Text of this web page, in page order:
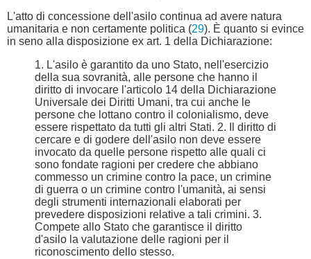
L'atto di concessione dell'asilo continua ad avere natura
umanitaria e non certamente politica (29). È quanto si evince
in seno alla disposizione ex art. 1 della Dichiarazione:
1. L'asilo è garantito da uno Stato, nell'esercizio
della sua sovranità, alle persone che hanno il
diritto di invocare l'articolo 14 della Dichiarazione
Universale dei Diritti Umani, tra cui anche le
persone che lottano contro il colonialismo, deve
essere rispettato da tutti gli altri Stati. 2. Il diritto di
cercare e di godere dell'asilo non deve essere
invocato da quelle persone rispetto alle quali ci
sono fondate ragioni per credere che abbiano
commesso un crimine contro la pace, un crimine
di guerra o un crimine contro l'umanità, ai sensi
degli strumenti internazionali elaborati per
prevedere disposizioni relative a tali crimini. 3.
Compete allo Stato che garantisce il diritto
d'asilo la valutazione delle ragioni per il
riconoscimento dello stesso.